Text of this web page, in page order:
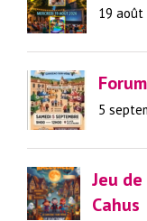
19 août
5
Jeu
Cahus